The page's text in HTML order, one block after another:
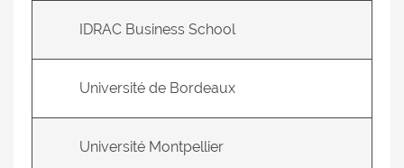
IDRAC Business School
Université de Bordeaux
Université Montpellier